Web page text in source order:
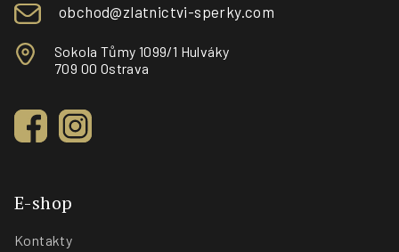
obchod@zlatnictvi-sperky.com
Sokola Tůmy 1099/1 Hulváky
709 00 Ostrava
E-shop
Kontakty